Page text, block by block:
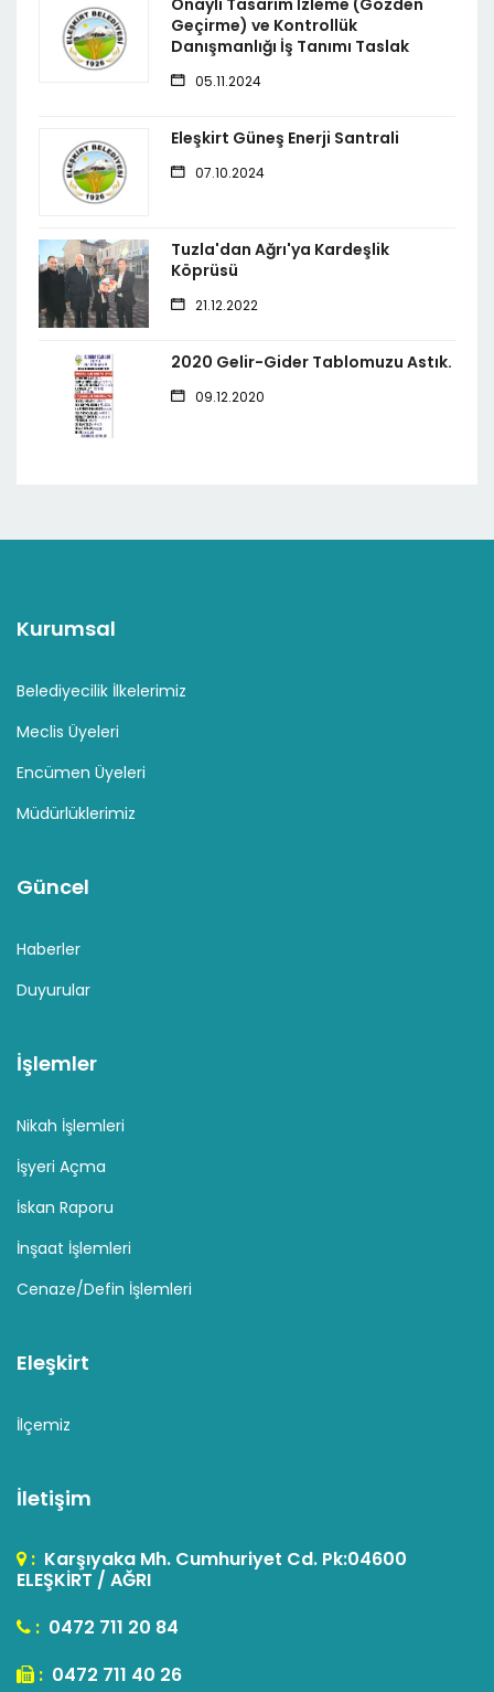
Onaylı Tasarım İzleme (Gözden
Geçirme) ve Kontrollük
Danışmanlığı İş Tanımı Taslak
05.11.2024
Eleşkirt Güneş Enerji Santrali
07.10.2024
Tuzla'dan Ağrı'ya Kardeşlik
Köprüsü
21.12.2022
2020 Gelir-Gider Tablomuzu Astık.
09.12.2020
Kurumsal
Belediyecilik İlkelerimiz
Meclis Üyeleri
Encümen Üyeleri
Müdürlüklerimiz
Güncel
Haberler
Duyurular
İşlemler
Nikah İşlemleri
İşyeri Açma
İskan Raporu
İnşaat İşlemleri
Cenaze/Defin İşlemleri
Eleşkirt
İlçemiz
İletişim
: Karşıyaka Mh. Cumhuriyet Cd. Pk:04600
ELEŞKİRT / AĞRI
: 0472 711 20 84
: 0472 711 40 26